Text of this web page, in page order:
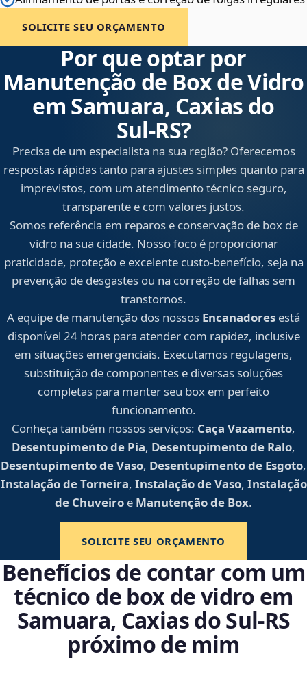
SOLICITE SEU ORÇAMENTO
Por que optar por
Manutenção de Box de Vidro
em Samuara, Caxias do
Sul‑RS?
Precisa de um especialista na sua região? Oferecemos
respostas rápidas tanto para ajustes simples quanto para
imprevistos, com um atendimento técnico seguro,
transparente e com valores justos.
Somos referência em reparos e conservação de box de
vidro na sua cidade. Nosso foco é proporcionar
praticidade, proteção e excelente custo-benefício, seja na
prevenção de desgastes ou na correção de falhas sem
transtornos.
A equipe de manutenção dos nossos Encanadores está
disponível 24 horas para atender com rapidez, inclusive
em situações emergenciais. Executamos regulagens,
substituição de componentes e diversas soluções
completas para manter seu box em perfeito
funcionamento.
Conheça também nossos serviços: Caça Vazamento,
Desentupimento de Pia, Desentupimento de Ralo,
Desentupimento de Vaso, Desentupimento de Esgoto,
Instalação de Torneira, Instalação de Vaso, Instalação
de Chuveiro e Manutenção de Box.
SOLICITE SEU ORÇAMENTO
Benefícios de contar com um
técnico de box de vidro em
Samuara, Caxias do Sul‑RS
próximo de mim